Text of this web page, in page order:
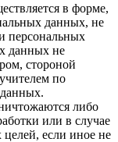
в форме,
данных, не
персональных
данных не
стороной
по
либо
или в случае
если иное не